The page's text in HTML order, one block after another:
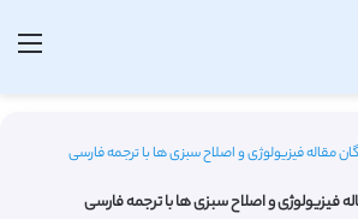
مقاله فیزیولوژی و اصلاح سبزی ها با ترجمه فارسی
فیزیولوژی و اصلاح سبزی ها با ترجمه فارسی